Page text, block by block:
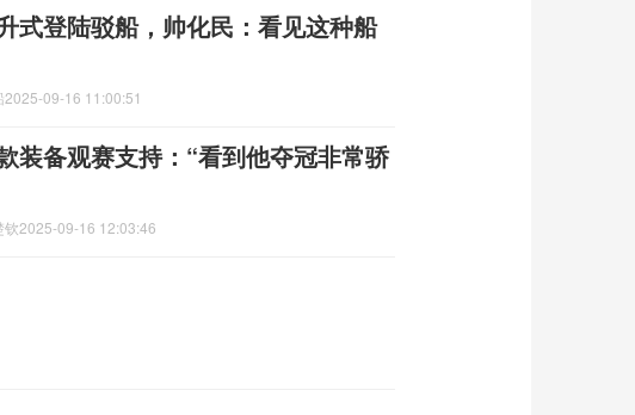
式登陆驳船，帅化民：看见这种船
2025-09-16 11:00:51
装备观赛支持：“看到他夺冠非常骄
钦2025-09-16 12:03:46